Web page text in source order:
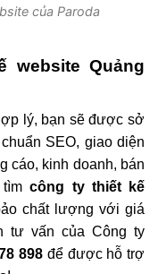
của Paroda
Quảng
lý, bạn sẽ được sở
SEO, giao diện
cáo, kinh doanh, bán
tìmcông ty thiết kế
chất lượng với giá
tư vấn của Công ty
898 để được hỗ trợ